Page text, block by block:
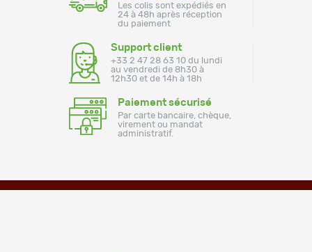
Les colis sont expédiés en
24 à 48h après réception
du paiement
Support client
+33 2 47 28 63 10 du lundi
au vendredi de 8h30 à
12h30 et de 14h à 18h
Paiement sécurisé
Par carte bancaire, chèque,
virement ou mandat
administratif.